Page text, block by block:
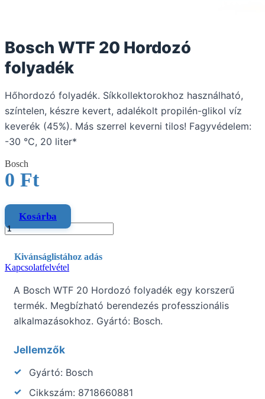
Bosch WTF 20 Hordozó
folyadék
Hőhordozó folyadék. Síkkollektorokhoz használható,
színtelen, készre kevert, adalékolt propilén-glikol víz
keverék (45%). Más szerrel keverni tilos! Fagyvédelem:
-30 °C, 20 liter*
Bosch
0 Ft
Kosárba
Kivánságlistához adás
Kapcsolatfelvétel
A Bosch WTF 20 Hordozó folyadék egy korszerű
termék. Megbízható berendezés professzionális
alkalmazásokhoz. Gyártó: Bosch.
Jellemzők
Gyártó: Bosch
Cikkszám: 8718660881